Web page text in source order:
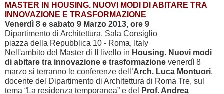
MASTER IN HOUSING. NUOVI MODI DI ABITARE TRA
INNOVAZIONE E TRASFORMAZIONE
Venerdì 8 e sabato 9 Marzo 2013, ore 9
Dipartimento di Architettura, Sala Consiglio
piazza della Repubblica 10 - Roma, Italy
Nell'ambito del Master di II livello in Housing. Nuovi modi
di abitare tra innovazione e trasformazione venerdì 8
marzo si terranno le conferenze dell’Arch. Luca Montuori,
docente del Dipartimento di Architettura di Roma Tre, sul
tema “La residenza temporanea” e del
Prof. Andrea